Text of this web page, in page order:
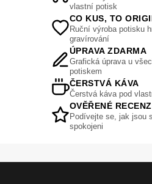
vlastní potisk
CO KUS, TO
Ruční výroba potisku
gravírování
ÚPRAVA ZDARMA
Grafická úprava u
potiskem
ČERSTVÁ KÁVA
Čerstvá káva pod
OVĚŘENÉ
Podívejte se, jak jsou
spokojeni